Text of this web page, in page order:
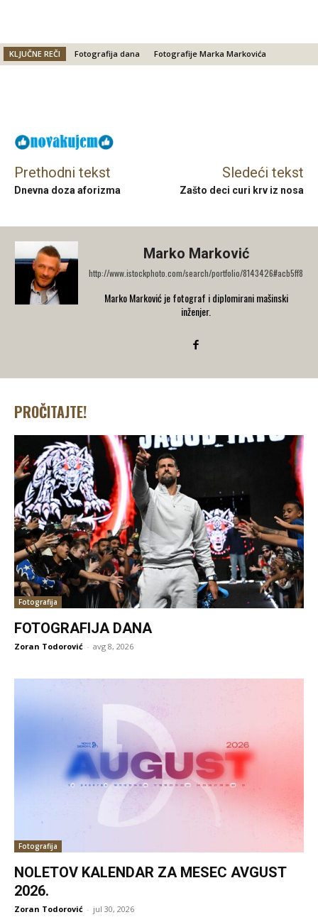
KLJUČNE REČI Fotografija dana Fotografije Marka Markovića
Prethodni tekst
Dnevna doza aforizma
Sledeći tekst
Zašto deci curi krv iz nosa
Marko Marković
http://www.istockphoto.com/search/portfolio/8143426#acb5ff8
Marko Marković je fotograf i diplomirani mašinski
inženjer.
PROČITAJTE!
Fotografija
FOTOGRAFIJA DANA
Zoran Todorović - avg 8, 2026
Fotografija
NOLETOV KALENDAR ZA MESEC AVGUST
2026.
Zoran Todorović - jul 30, 2026